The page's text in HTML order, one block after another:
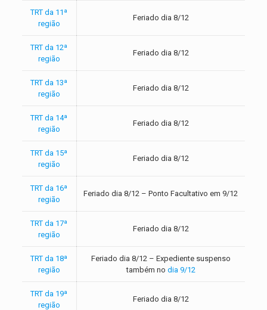
TRT da 11ª
região
Feriado dia 8/12
TRT da 12ª
região
Feriado dia 8/12
TRT da 13ª
região
Feriado dia 8/12
TRT da 14ª
região
Feriado dia 8/12
TRT da 15ª
região
Feriado dia 8/12
TRT da 16ª
região
Feriado dia 8/12 – Ponto Facultativo em 9/12
TRT da 17ª
região
Feriado dia 8/12
TRT da 18ª
região
Feriado dia 8/12 – Expediente suspenso
também no dia 9/12
TRT da 19ª
região
Feriado dia 8/12